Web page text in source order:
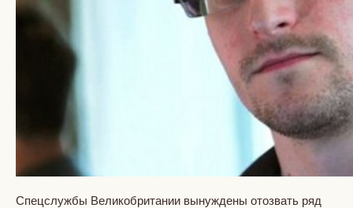
Спецслужбы Великобритании вынуждены отозвать ряд